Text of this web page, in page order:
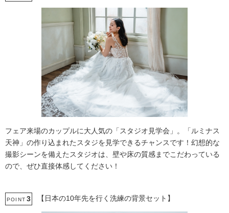
フェア来場のカップルに大人気の「スタジオ見学会」。「ルミナス
天神」の作り込まれたスタジを見学できるチャンスです！幻想的な
撮影シーンを備えたスタジオは、壁や床の質感までこだわっている
ので、ぜひ直接体感してください！
POINT 3 【日本の10年先を行く洗練の背景セット】